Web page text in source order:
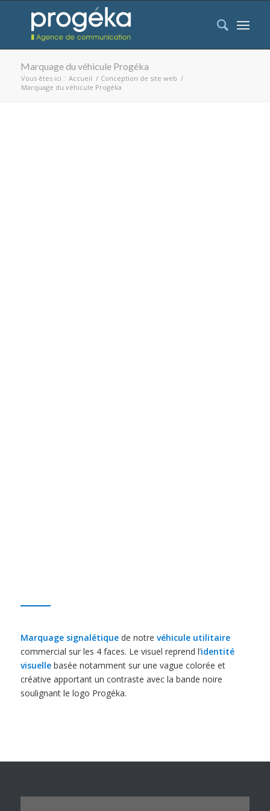
Marquage du véhicule Progéka
Vous êtes ici : Accueil / Conception de site web /
Marquage du véhicule Progéka
Marquage signalétiquede notre véhicule utilitaire
commercial sur les 4 faces. Le visuel reprend l’identité
visuellebasée notamment sur une vague colorée et
créative apportant un contraste avec la bande noire
soulignant le logo Progéka.